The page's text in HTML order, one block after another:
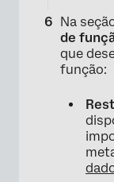
Na
de
que
função: